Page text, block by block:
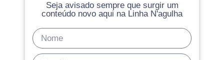
Seja avisado sempre que surgir um
conteúdo novo aqui na Linha N'agulha